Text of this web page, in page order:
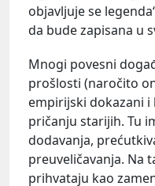
objavljuje se
da bude zapisana u
Mnogi povesni
prošlosti (naročito
empirijski dokazani i
pričanju starijih. Tu
dodavanja,
preuveličavanja. Na
prihvataju kao